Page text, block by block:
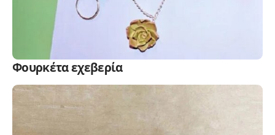
Φουρκέτα εχεβερία